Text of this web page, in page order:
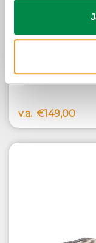
Lattenbodem 42
v.a. €149,00